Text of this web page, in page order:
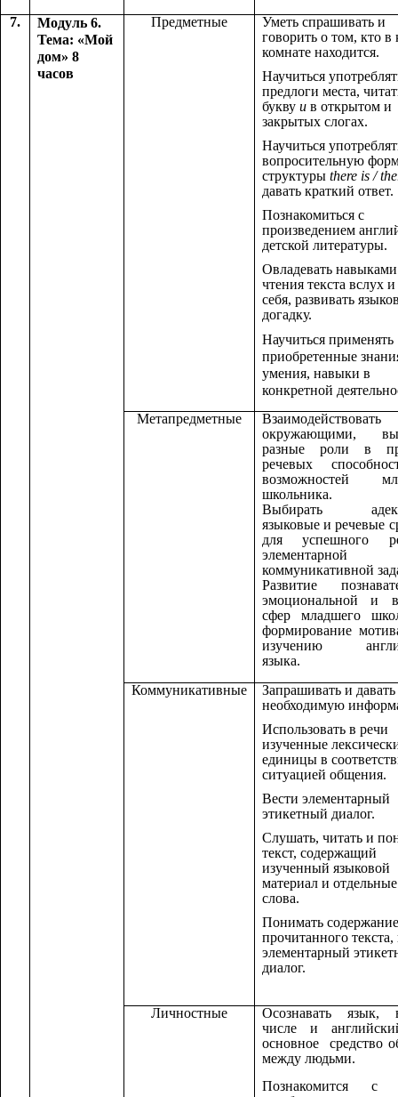
7.
Модуль 6.
Тема: «Мой
дом» 8
часов
Предметные
Уметь спрашивать и
говорить о том, кто в
комнате находится.
Научиться
предлоги места,
букву и в открытом и
закрытых слогах.
Научиться
вопросительную
структуры there is /
давать краткий ответ.
Познакомиться с
произведением
детской литературы.
Овладевать навыками
чтения текста вслух
себя, развивать
догадку.
Научиться применять
приобретенные
умения, навыки в
конкретной
Метапредметные
окружающими,
разные роли в
речевых
возможностей
школьника.
Выбирать
языковые и речевые
для успешного
элементарной
коммуникативной
Развитие
эмоциональной и
сфер младшего
формирование
изучению
языка.
Коммуникативные
Запрашивать и давать
необходимую
Использовать в речи
изученные
единицы в
ситуацией общения.
Вести элементарный
этикетный диалог.
Слушать, читать и
текст, содержащий
изученный языковой
материал и
слова.
Понимать содержание
прочитанного текста,
элементарный
диалог.
Личностные
Осознавать
числе и
основное средство
между людьми.
Познакомится с